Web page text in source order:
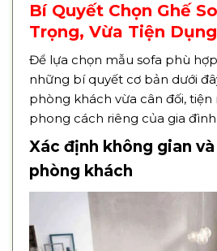
Bí Quyết Chọn Ghế
Trọng, Vừa Tiện Dụng
Để lựa chọn mẫu sofa phù
những bí quyết cơ bản dưới
phòng khách vừa cân đối, tiện
phong cách riêng của gia đình.
Xác định không gian
phòng khách